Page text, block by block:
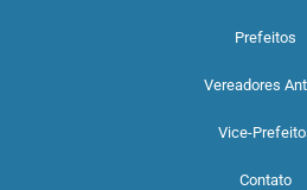
Prefeitos
Vereadores
Vice-
Contato